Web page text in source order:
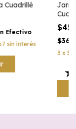
Cuadrillé
Efectivo
sin interés
3 x